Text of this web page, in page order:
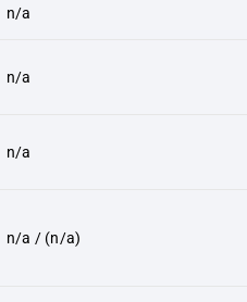
n/a
n/a
n/a
n/a / (n/a)